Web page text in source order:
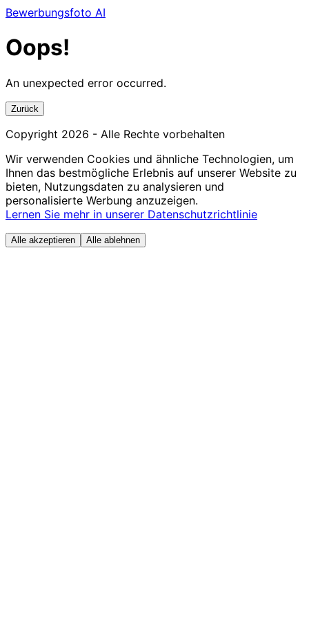
Bewerbungsfoto AI
Oops!
An unexpected error occurred.
Zurück
Copyright 2026 - Alle Rechte vorbehalten
Wir verwenden Cookies und ähnliche Technologien, um
Ihnen das bestmögliche Erlebnis auf unserer Website zu
bieten, Nutzungsdaten zu analysieren und
personalisierte Werbung anzuzeigen.
Lernen Sie mehr in unserer Datenschutzrichtlinie
Alle akzeptieren Alle ablehnen